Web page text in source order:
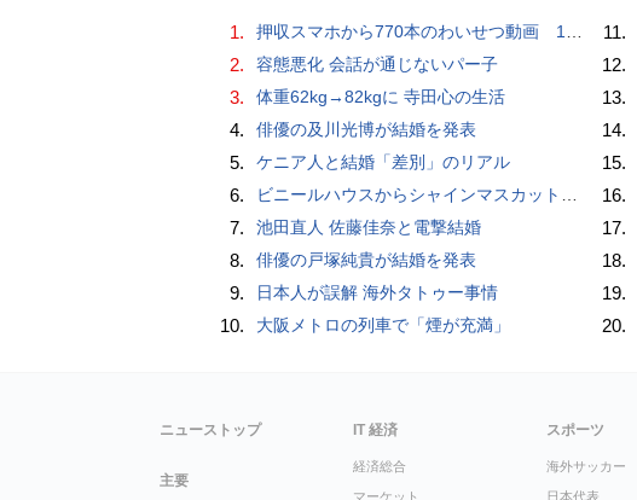
1. 押収スマホから770本のわいせつ動画 15歳少女に酒と薬飲ませ性的暴行か 54歳男を再逮捕 「薬もありますよ」とSNSで誘い出し
2. 容態悪化 会話が通じないパー子
3. 体重62kg→82kgに 寺田心の生活
4. 俳優の及川光博が結婚を発表
5. ケニア人と結婚「差別」のリアル
6. ビニールハウスからシャインマスカット約200房を盗んだ疑い ネットで販売か 無職の男（42）逮捕 岡山県警
7. 池田直人 佐藤佳奈と電撃結婚
8. 俳優の戸塚純貴が結婚を発表
9. 日本人が誤解 海外タトゥー事情
10. 大阪メトロの列車で「煙が充満」
11.
12.
13.
14.
15.
16.
17.
18.
19.
20.
ニューストップ
主要
IT 経済
経済総合
マーケット
スポーツ
海外サッカー
日本代表